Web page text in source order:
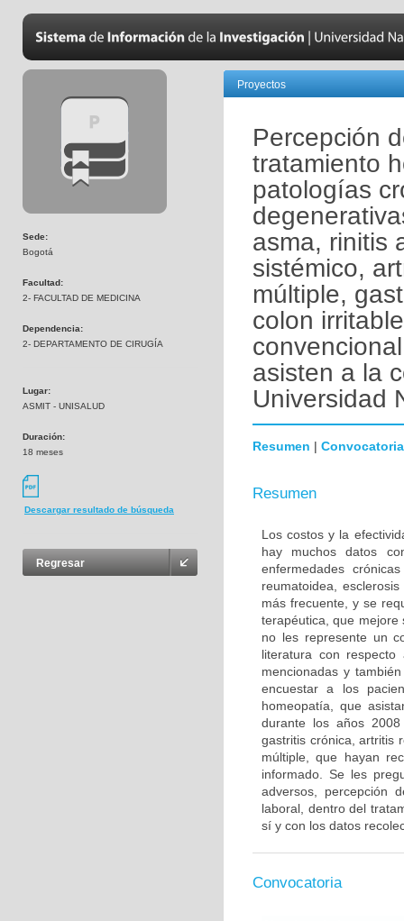
Sede:
Bogotá
Facultad:
2- FACULTAD DE MEDICINA
Dependencia:
2- DEPARTAMENTO DE CIRUGÍA
Lugar:
ASMIT - UNISALUD
Duración:
18 meses
Descargar resultado de búsqueda
Regresar
Proyectos
Percepción
tratamiento
patologías
asma, rinitis
sistémico,
múltiple,
colon
asisten a la
Universidad
Resumen | Convocatoria
Resumen
Los costos y la
hay muchos datos
enfermedades
reumatoidea,
más frecuente, y se
terapéutica, que mejore
no les represente un
literatura con
mencionadas y
encuestar a los
homeopatía, que
durante los años
gastritis crónica, artritis
múltiple, que hayan
informado. Se les
adversos, percepción
laboral, dentro del
sí y con los datos
Convocatoria